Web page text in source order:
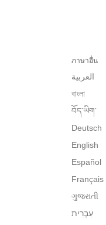
ภาษาอื่น
العربية
বাংলা
བོད་ཡིག་
Deutsch
English
Español
Français
ગુજરાતી